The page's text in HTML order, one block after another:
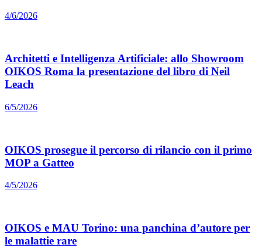
4/6/2026
Architetti e Intelligenza Artificiale: allo Showroom
OIKOS Roma la presentazione del libro di Neil
Leach
6/5/2026
OIKOS prosegue il percorso di rilancio con il primo
MOP a Gatteo
4/5/2026
OIKOS e MAU Torino: una panchina d’autore per
le malattie rare